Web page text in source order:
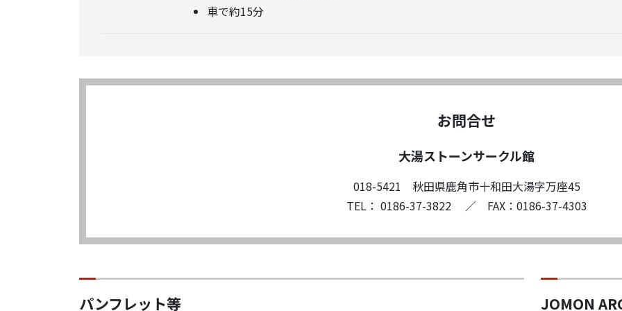
車で約15分
お問合せ
大湯ストーンサークル館
018-5421 秋田県鹿角市十和田大湯字万座45
TEL： 0186-37-3822 ／ FAX：0186-37-4303
パンフレット等 JOMON